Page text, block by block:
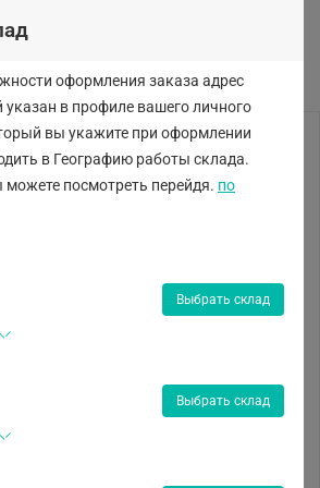
оформления заказа адрес
в профиле вашего личного
вы укажите при оформлении
в Географию работы склада.
посмотреть перейдя. по
Выбрать склад
Выбрать склад